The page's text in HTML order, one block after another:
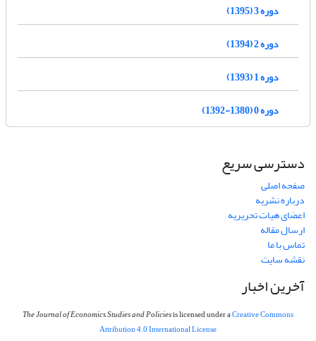
دوره 3 (1395)
دوره 2 (1394)
دوره 1 (1393)
دوره 0 (1380-1392)
دسترسی سریع
صفحه اصلی
درباره نشریه
اعضای هیات تحریریه
ارسال مقاله
تماس با ما
نقشه سایت
آخرین اخبار
The Journal of Economics Studies and Policiesis licensed under aCreative Commons
Attribution 4.0 International License